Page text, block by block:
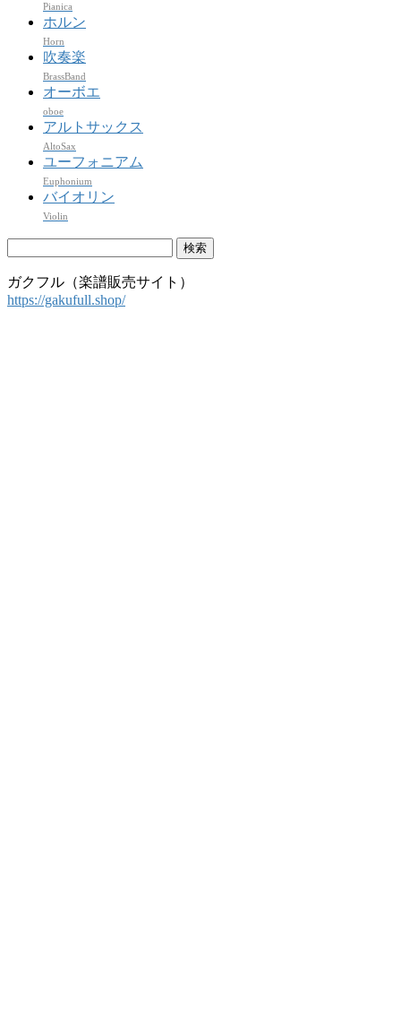
Pianica
ホルン
Horn
吹奏楽
BrassBand
オーボエ
oboe
アルトサックス
AltoSax
ユーフォニアム
Euphonium
バイオリン
Violin
ガクフル（楽譜販売サイト）
https://gakufull.shop/